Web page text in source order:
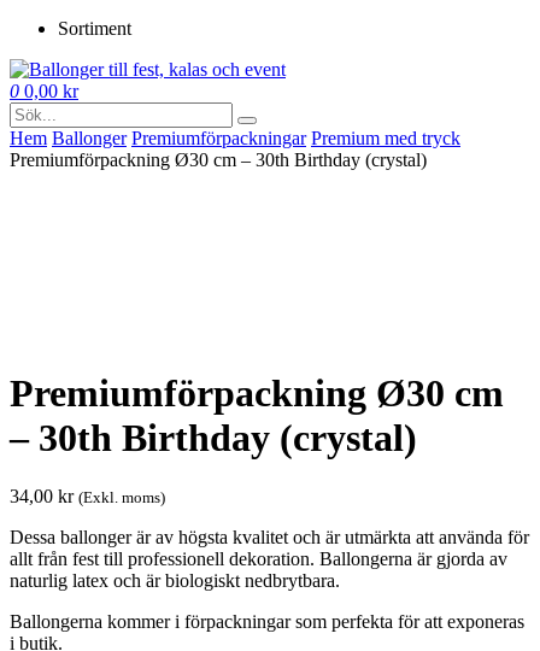
Sortiment
0 0,00 kr
Hem Ballonger Premium­förpackningar Premium med tryck
Premiumförpackning Ø30 cm – 30th Birthday (crystal)
Premiumförpackning Ø30 cm
– 30th Birthday (crystal)
34,00 kr (Exkl. moms)
Dessa ballonger är av högsta kvalitet och är utmärkta att använda för
allt från fest till professionell dekoration. Ballongerna är gjorda av
naturlig latex och är biologiskt nedbrytbara.
Ballongerna kommer i förpackningar som perfekta för att exponeras
i butik.